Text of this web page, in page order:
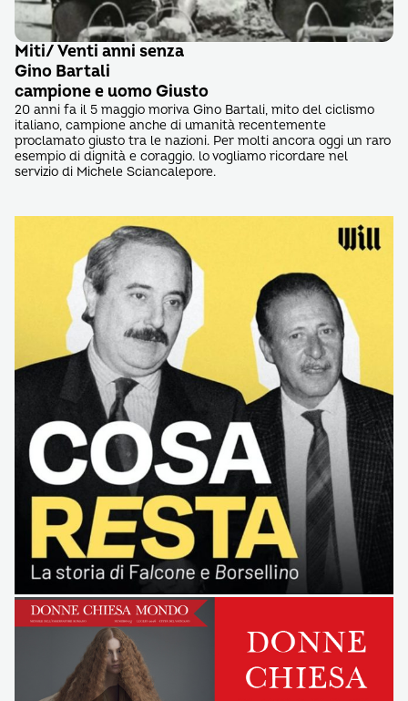
Miti/ Venti anni senza
Gino Bartali
campione e uomo Giusto
20 anni fa il 5 maggio moriva Gino Bartali, mito del ciclismo
italiano, campione anche di umanità recentemente
proclamato giusto tra le nazioni. Per molti ancora oggi un raro
esempio di dignità e coraggio. lo vogliamo ricordare nel
servizio di Michele Sciancalepore.